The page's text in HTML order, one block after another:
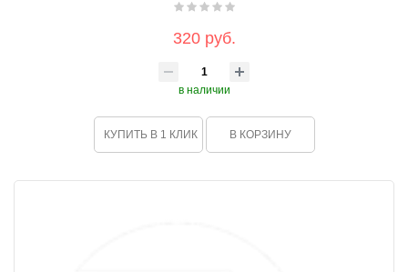
320 руб.
в наличии
КУПИТЬ В 1 КЛИК В КОРЗИНУ